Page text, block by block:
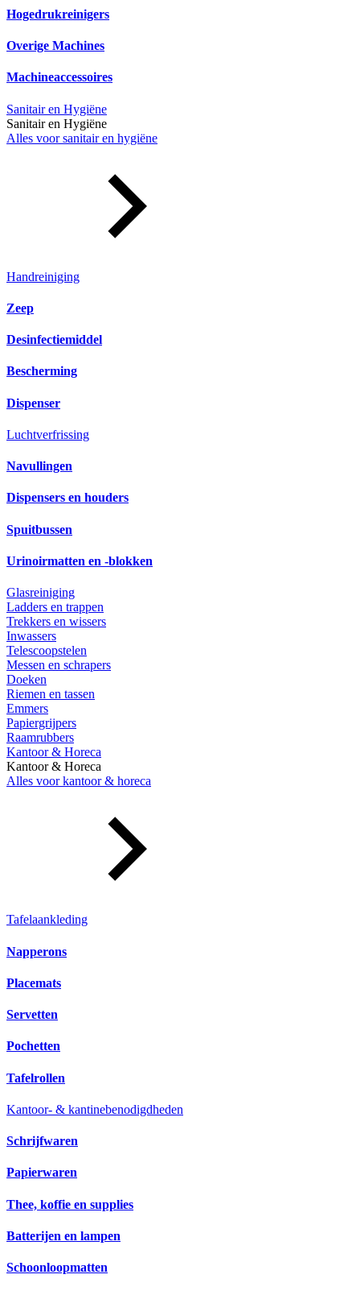
Hogedrukreinigers
Overige Machines
Machineaccessoires
Sanitair en Hygiëne
Sanitair en Hygiëne
Alles voor sanitair en hygiëne
Handreiniging
Zeep
Desinfectiemiddel
Bescherming
Dispenser
Luchtverfrissing
Navullingen
Dispensers en houders
Spuitbussen
Urinoirmatten en -blokken
Glasreiniging
Ladders en trappen
Trekkers en wissers
Inwassers
Telescoopstelen
Messen en schrapers
Doeken
Riemen en tassen
Emmers
Papiergrijpers
Raamrubbers
Kantoor & Horeca
Kantoor & Horeca
Alles voor kantoor & horeca
Tafelaankleding
Napperons
Placemats
Servetten
Pochetten
Tafelrollen
Kantoor- & kantinebenodigdheden
Schrijfwaren
Papierwaren
Thee, koffie en supplies
Batterijen en lampen
Schoonloopmatten